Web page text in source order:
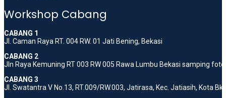
Workshop Cabang
CABANG 1
Jl. Caman Raya RT. 004 RW. 01 Jati Bening, Bekasi
CABANG 2
Jln Raya Kemuning RT 003 RW 005 Rawa Lumbu Bekasi samping
CABANG 3
Jl. Swatantra V No.13, RT.009/RW.003, Jatirasa, Kec. Jatiasih, Kota